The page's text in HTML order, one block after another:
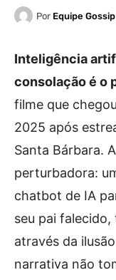
Por Equipe
Inteligência
consolação é o
filme que
2025 após
Santa Bárbara.
perturbadora:
chatbot de IA
seu pai
através da
narrativa não